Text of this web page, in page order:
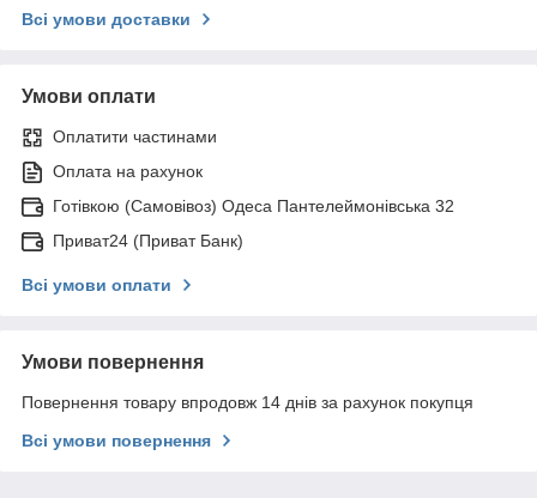
Всі умови доставки
Умови оплати
Оплатити частинами
Оплата на рахунок
Готівкою (Самовівоз) Одеса Пантелеймонівська 32
Приват24 (Приват Банк)
Всі умови оплати
Умови повернення
Повернення товару впродовж 14 днів за рахунок покупця
Всі умови повернення